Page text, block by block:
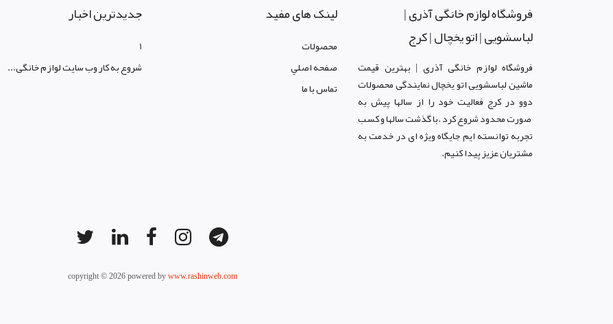
فروشگاه لوازم خانگی آذری |
لباسشویی | اتو یخچال | کرج
فروشگاه لوازم خانگی آذری | بهترین قیمت
ماشین لباسشویی اتو یخچال نمایندگی محصولات
دوو در کرج فعالیت خود را از سالها پیش به
صورت محدود شروع کرد .با گذشت سالها و کسب
تجربه توانسته ایم جایگاه ویژه ای در خدمت به
مشتریان عزیز پیدا کنیم.
لینک های مفید
محصولات
صفحه اصلي
تماس با ما
جدیدترین اخبار
1
شروع به کار وب سایت لوازم خانگی...
copyright © 2026 powered by www.rashinweb.com